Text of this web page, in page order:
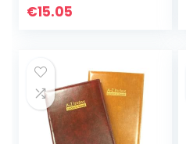
vuurplaats
€15.05